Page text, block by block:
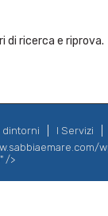
di ricerca e riprova.
dintorni I Servizi
/>